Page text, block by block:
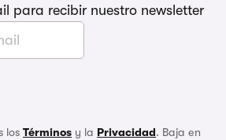
para recibir nuestro newsletter
los Términos y la Privacidad. Baja en